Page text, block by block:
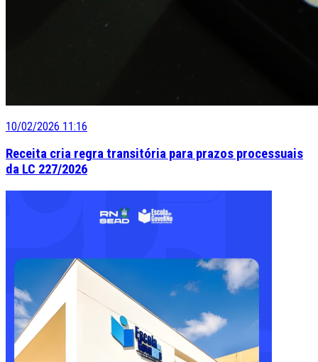
10/02/2026 11:16
Receita cria regra transitória para prazos processuais
da LC 227/2026